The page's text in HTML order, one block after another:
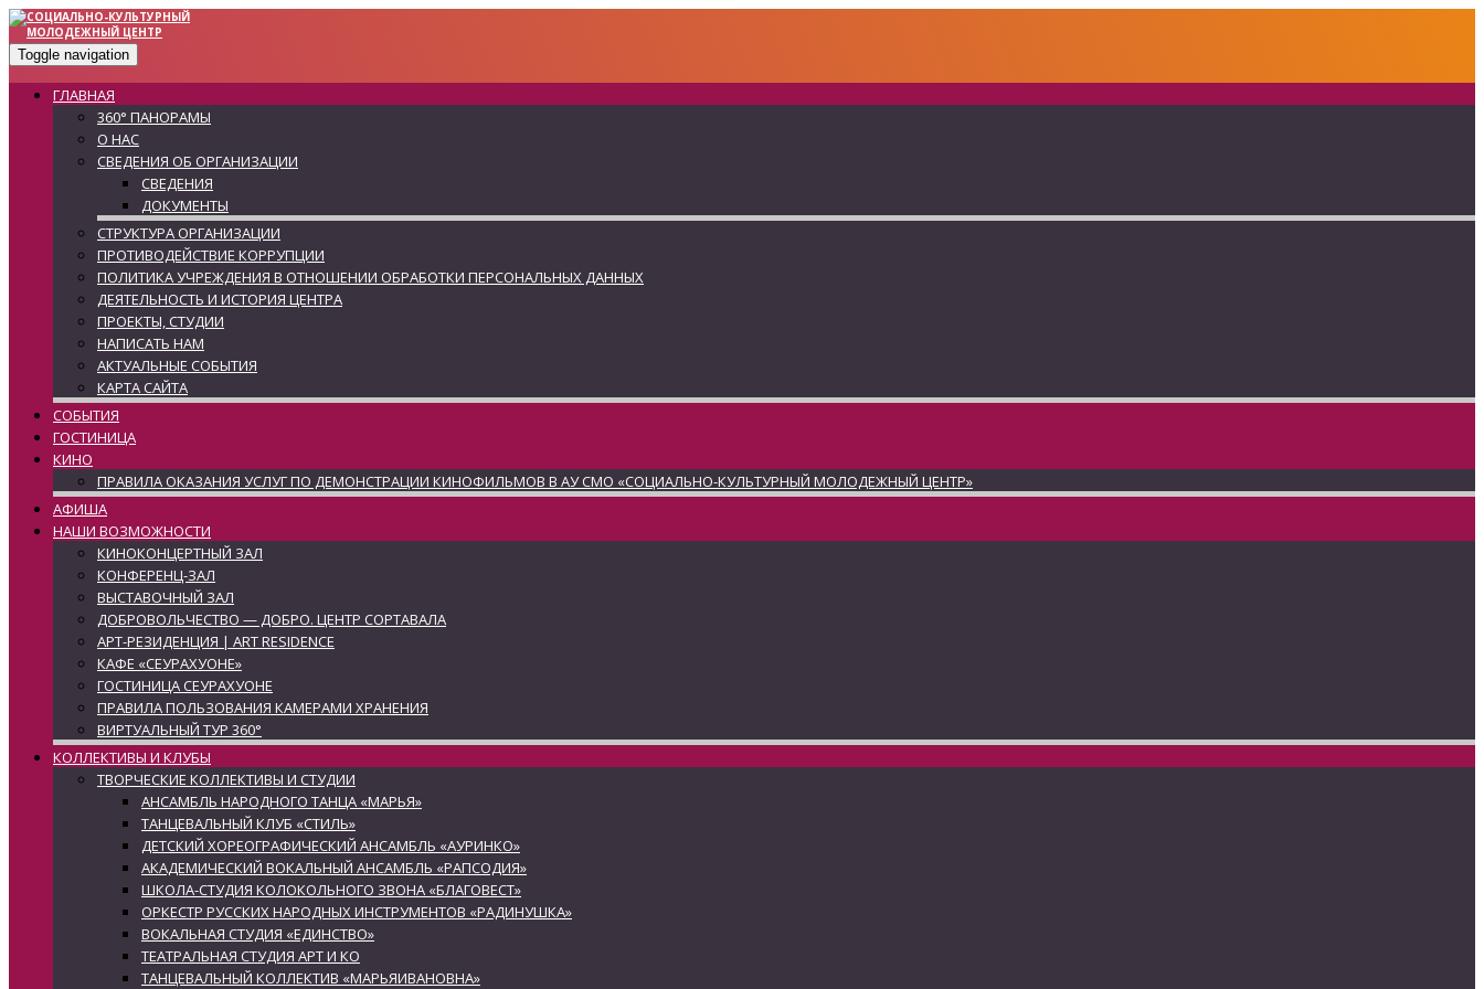
Toggle navigation
ГЛАВНАЯ
360° ПАНОРАМЫ
О НАС
СВЕДЕНИЯ ОБ ОРГАНИЗАЦИИ
СВЕДЕНИЯ
ДОКУМЕНТЫ
СТРУКТУРА ОРГАНИЗАЦИИ
ПРОТИВОДЕЙСТВИЕ КОРРУПЦИИ
ПОЛИТИКА УЧРЕЖДЕНИЯ В ОТНОШЕНИИ ОБРАБОТКИ ПЕРСОНАЛЬНЫХ ДАННЫХ
ДЕЯТЕЛЬНОСТЬ И ИСТОРИЯ ЦЕНТРА
ПРОЕКТЫ, СТУДИИ
НАПИСАТЬ НАМ
АКТУАЛЬНЫЕ СОБЫТИЯ
КАРТА САЙТА
СОБЫТИЯ
ГОСТИНИЦА
КИНО
ПРАВИЛА ОКАЗАНИЯ УСЛУГ ПО ДЕМОНСТРАЦИИ КИНОФИЛЬМОВ В АУ СМО «СОЦИАЛЬНО-КУЛЬТУРНЫЙ МОЛОДЕЖНЫЙ ЦЕНТР»
АФИША
НАШИ ВОЗМОЖНОСТИ
КИНОКОНЦЕРТНЫЙ ЗАЛ
КОНФЕРЕНЦ-ЗАЛ
ВЫСТАВОЧНЫЙ ЗАЛ
ДОБРОВОЛЬЧЕСТВО — ДОБРО. ЦЕНТР СОРТАВАЛА
АРТ-РЕЗИДЕНЦИЯ | ART RESIDENCE
КАФЕ «СЕУРАХУОНЕ»
ГОСТИНИЦА СЕУРАХУОНЕ
ПРАВИЛА ПОЛЬЗОВАНИЯ КАМЕРАМИ ХРАНЕНИЯ
ВИРТУАЛЬНЫЙ ТУР 360°
КОЛЛЕКТИВЫ И КЛУБЫ
ТВОРЧЕСКИЕ КОЛЛЕКТИВЫ И СТУДИИ
АНСАМБЛЬ НАРОДНОГО ТАНЦА «МАРЬЯ»
ТАНЦЕВАЛЬНЫЙ КЛУБ «СТИЛЬ»
ДЕТСКИЙ ХОРЕОГРАФИЧЕСКИЙ АНСАМБЛЬ «АУРИНКО»
АКАДЕМИЧЕСКИЙ ВОКАЛЬНЫЙ АНСАМБЛЬ «РАПСОДИЯ»
ШКОЛА-СТУДИЯ КОЛОКОЛЬНОГО ЗВОНА «БЛАГОВЕСТ»
ОРКЕСТР РУССКИХ НАРОДНЫХ ИНСТРУМЕНТОВ «РАДИНУШКА»
ВОКАЛЬНАЯ СТУДИЯ «ЕДИНСТВО»
ТЕАТРАЛЬНАЯ СТУДИЯ АРТ И КО
ТАНЦЕВАЛЬНЫЙ КОЛЛЕКТИВ «МАРЬЯИВАНОВНА»